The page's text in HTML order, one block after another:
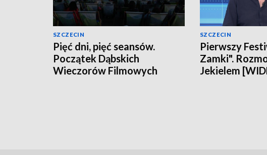
SZCZECIN
Pięć dni, pięć seansów.
Początek Dąbskich
Wieczorów Filmowych
SZCZECIN
Pierwszy
Zamki".
Jekielem